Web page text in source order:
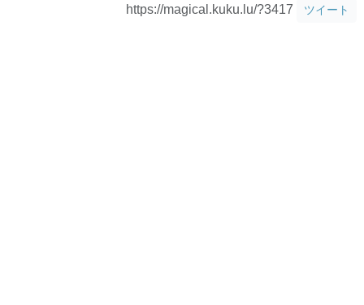
https://magical.kuku.lu/?3417 ツイート